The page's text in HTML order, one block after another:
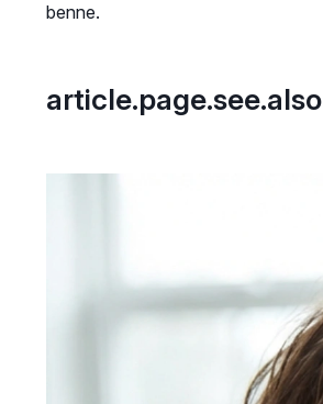
benne.
article.page.see.also